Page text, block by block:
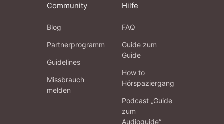
Community
Blog
Partnerprogramm
Guidelines
Missbrauch
melden
Hilfe
FAQ
Guide zum
Guide
How to
Hörspaziergang
Podcast „Guide
zum
Audioguide“